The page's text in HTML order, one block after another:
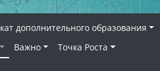
дополнительного образования
Важно
Точка Роста